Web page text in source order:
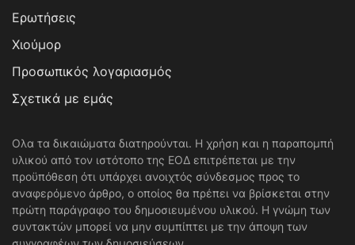
Ερωτήσεις
Χιούμορ
Προσωπικός λογαριασμός
Σχετικά με εμάς
Ολα τα δικαιώματα διατηρούνται. Η χρήση και η παραπομπή
υλικού από τον ιστότοπο της ΕΟΔ επιτρέπεται με την
προϋπόθεση ότι υπάρχει ανοιχτός σύνδεσμος προς το
αναφερόμενο άρθρο, ο οποίος θα πρέπει να βρίσκεται στην
πρώτη παράγραφο του δημοσιευμένου υλικού. Η γνώμη των
συντακτών μπορεί να μην συμπίπτει με την άποψη των